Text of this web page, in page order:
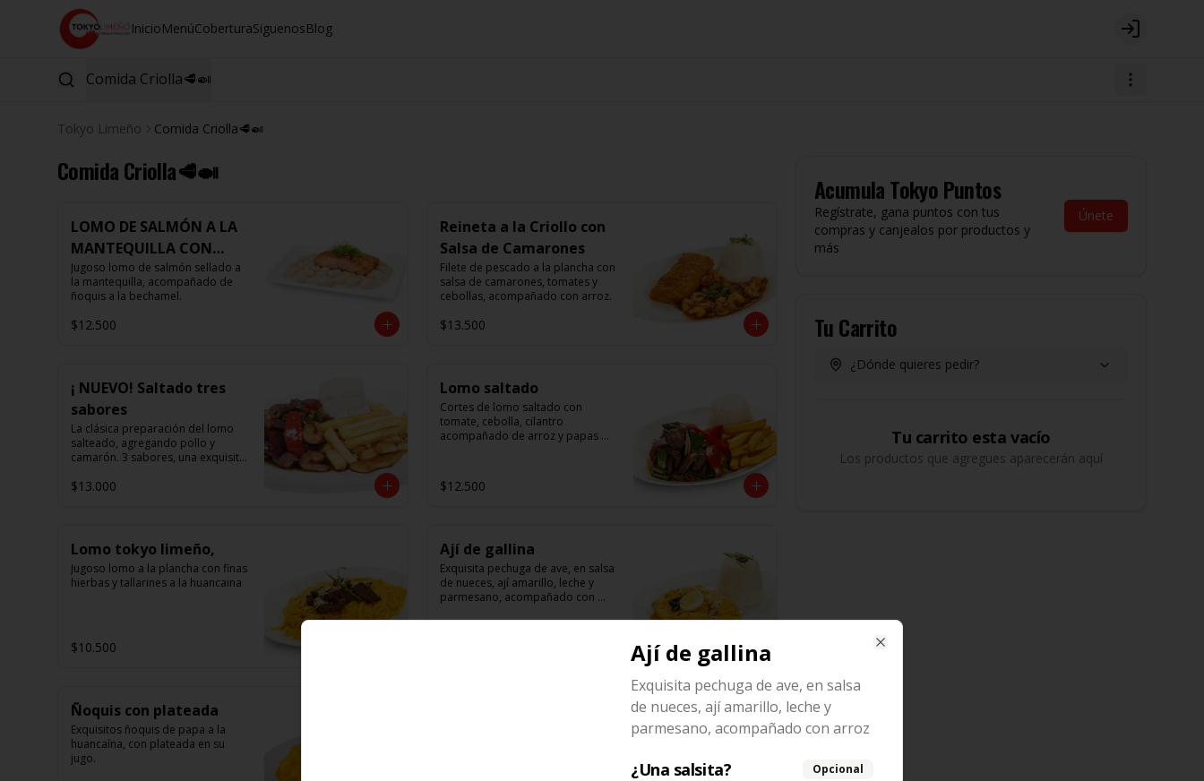
InicioMenúCoberturaSiguenosBlog Login
Comida Criolla🥩🍛
Tokyo Limeño Comida Criolla🥩🍛
Comida Criolla🥩🍛
LOMO DE SALMÓN A LA
MANTEQUILLA CON
ÑOQUIS 🧈
Jugoso lomo de salmón sellado a
la mantequilla, acompañado de
ñoquis a la bechamel.
$12.500
Reineta a la Criollo con
Salsa de Camarones
Filete de pescado a la plancha con
salsa de camarones, tomates y
cebollas, acompañado con arroz.
$13.500
¡ NUEVO! Saltado tres
sabores
La clásica preparación del lomo
salteado, agregando pollo y
camarón. 3 sabores, una exquisita
$13.000
Lomo saltado
Cortes de lomo saltado con
tomate, cebolla, cilantro
acompañado de arroz y papas
$12.500
Lomo tokyo limeño,
Jugoso lomo a la plancha con finas
hierbas y tallarines a la huancaina
$10.500
Ají de gallina
Exquisita pechuga de ave, en salsa
de nueces, ají amarillo, leche y
parmesano, acompañado con
Ñoquis con plateada
Exquisitos ñoquis de papa a la
huancaína, con plateada en su
jugo.
AcumulaTokyo Puntos
Regístrate, gana puntos con tus
compras y canjealos por productos y
más
Únete
Tu Carrito
¿Dónde quieres pedir?
Tu carrito esta vacío
Los productos que agregues aparecerán aquí
Ají de gallina
Exquisita pechuga de ave, en salsa
de nueces, ají amarillo, leche y
parmesano, acompañado con arroz
¿Una salsita? Opcional